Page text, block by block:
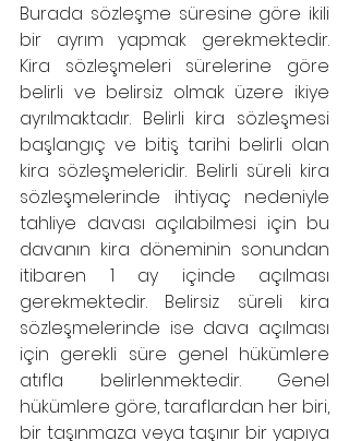
Burada sözleşme süresine göre ikili
bir ayrım yapmak gerekmektedir.
Kira sözleşmeleri sürelerine göre
belirli ve belirsiz olmak üzere ikiye
ayrılmaktadır. Belirli kira sözleşmesi
başlangıç ve bitiş tarihi belirli olan
kira sözleşmeleridir. Belirli süreli kira
sözleşmelerinde ihtiyaç nedeniyle
tahliye davası açılabilmesi için bu
davanın kira döneminin sonundan
itibaren 1 ay içinde açılması
gerekmektedir. Belirsiz süreli kira
sözleşmelerinde ise dava açılması
için gerekli süre genel hükümlere
atıfla belirlenmektedir. Genel
hükümlere göre, taraflardan her biri,
bir taşınmaza veya taşınır bir yapıya